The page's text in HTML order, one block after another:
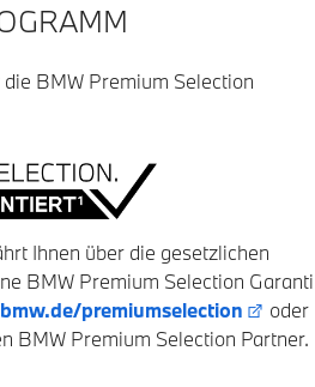
BMW Premium Selection
Ihnen über die gesetzlichen
BMW Premium Selection
premiumselection
oder
BMW Premium Selection Partner.